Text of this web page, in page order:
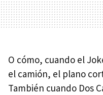
O cómo, cuando el
el camión, el plano
También cuando Dos